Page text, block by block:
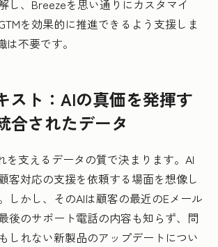
し、Breezeを思い通りにカスタマイ
を効果的に推進できるよう支援しま
不要です。
スト：AIの真価を発揮す
合されたデータ
を支えるデータの質で決まります。AI
客対応の支援を依頼する場面を想像し
しかし、そのAIは顧客の最近のEメール
後のサポート電話の内容も知らず、問
しれない新製品のアップデートについ